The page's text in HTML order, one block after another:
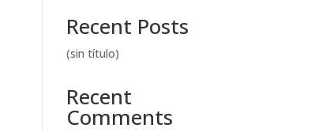
Recent Posts
(sin título)
Recent
Comments